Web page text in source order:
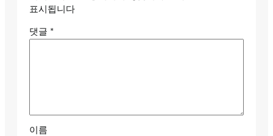
표시됩니다
댓글 *
이름